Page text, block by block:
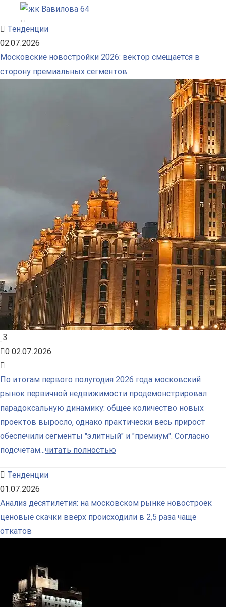
Тенденции
02.07.2026
Московские новостройки 2026: вектор смещается в
сторону премиальных сегментов
3
0 02.07.2026
По итогам первого полугодия 2026 года московский
рынок первичной недвижимости продемонстрировал
парадоксальную динамику: общее количество новых
проектов выросло, однако практически весь прирост
обеспечили сегменты "элитный" и "премиум". Согласно
подсчетам...читать полностью
Тенденции
01.07.2026
Анализ десятилетия: на московском рынке новостроек
ценовые скачки вверх происходили в 2,5 раза чаще
откатов